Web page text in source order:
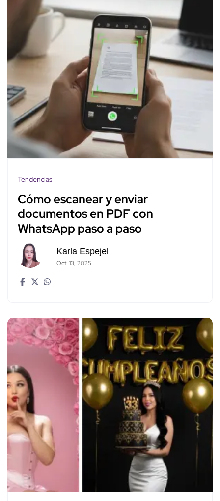
Tendencias
Cómo escanear y enviar
documentos en PDF con
WhatsApp paso a paso
Karla Espejel
Oct. 13, 2025